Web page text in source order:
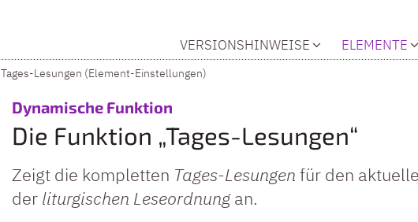
VERSIONSHINWEISE
ELEMENTE
Tages-Lesungen (Element-Einstellungen)
Dynamische Funktion
Die Funktion „Tages-Lesungen“
Zeigt die kompletten Tages-Lesungen für den
der liturgischen Leseordnungan.